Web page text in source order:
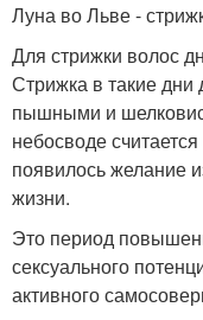
Луна во Льве -
Для стрижки волос
Стрижка в такие
пышными и
небосводе
появилось желание
жизни.
Это период
сексуального
активного